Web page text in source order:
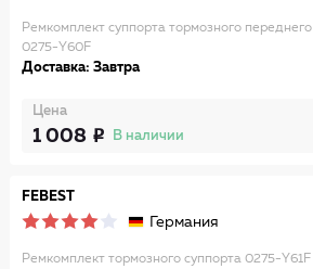
Ремкомплект суппорта тормозного переднего
0275-Y60F
Доставка: Завтра
Цена
1 008 В наличии
FEBEST
Германия
Ремкомплект тормозного суппорта 0275-Y61F